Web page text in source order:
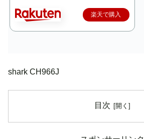
楽天で購入
shark CH966J
目次